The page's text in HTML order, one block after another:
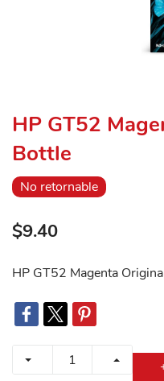
HP GT52
Bottle
No retornable
$9.40
HP GT52 Magenta